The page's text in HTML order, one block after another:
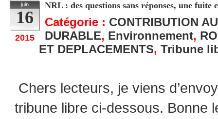
juin
16
2015
NRL : des questions sans réponses, une
Catégorie : CONTRIBUTION
DURABLE, Environnement,
ET DEPLACEMENTS, Tribune
Chers lecteurs, je viens
tribune libre ci-dessous. Bonne